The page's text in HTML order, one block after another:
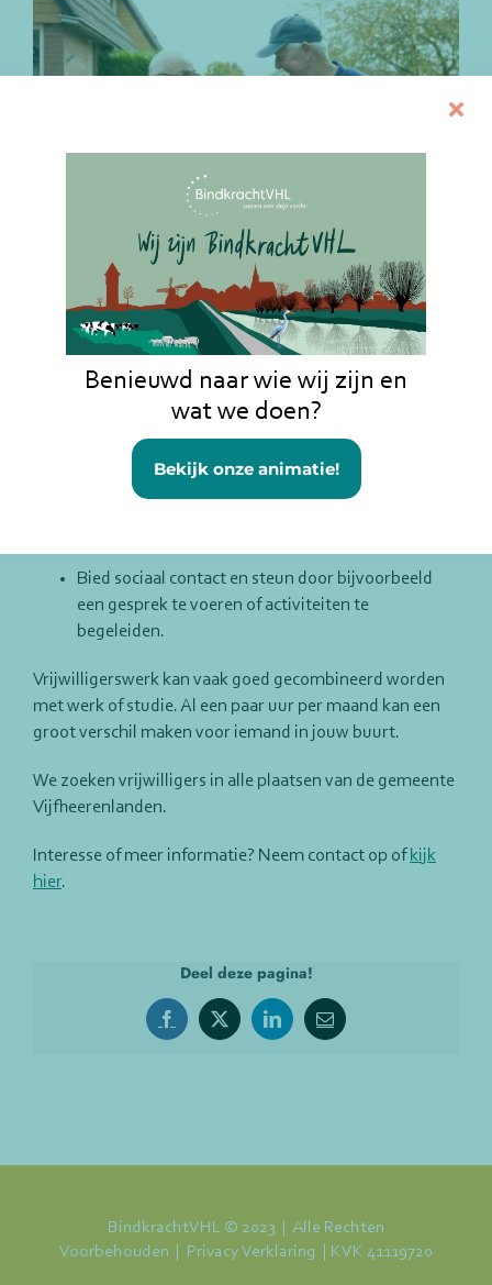
Wij zoeken nieuwe vrijwilligers. Bijna 200 mensen
zetten zich al in voor hun buurt, maar er is altijd ruimte
voor extra handen en aandacht.
Wat je kunt doen:
mensen of ontvang bezoekers bij activiteiten.
Breng buurtgenoten met elkaar in contact of help
Bied sociaal contact en steun door bijvoorbeeld
een gesprek te voeren of activiteiten te
begeleiden.
Vrijwilligerswerk kan vaak goed gecombineerd worden
met werk of studie. Al een paar uur per maand kan een
groot verschil maken voor iemand in jouw buurt.
We zoeken vrijwilligers in alle plaatsen van de gemeente
Vijfheerenlanden.
Interesse of meer informatie? Neem contact op of kijk
hier.
Deel deze pagina!
Facebook
X LinkedIn
E-
mail
BindkrachtVHL © 2023 | Alle Rechten
Voorbehouden |
Privacy Verklaring | KVK 41119720
Benieuwd naar wie wij zijn en
wat we doen?
Bekijk onze animatie!